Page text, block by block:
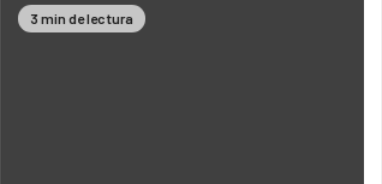
3 min de lectura